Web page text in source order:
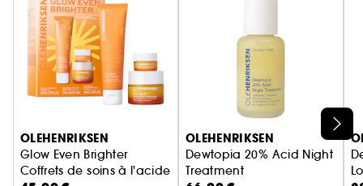
OLEHENRIKSEN
Glow Even Brighter
Coffrets de soins à l'acide hyaluronique et à la vitamine C
OLEHENRIKSEN
Dewtopia 20% Acid Night
Treatment